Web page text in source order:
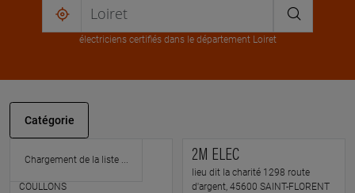
me
localiserélectricienscertifiésdans le département Loiret
Catégorie
SEGIMA
COULLONS
2M ELEC
lieu dit la charité 1298 route
d'argent, 45600 SAINT-FLORENT